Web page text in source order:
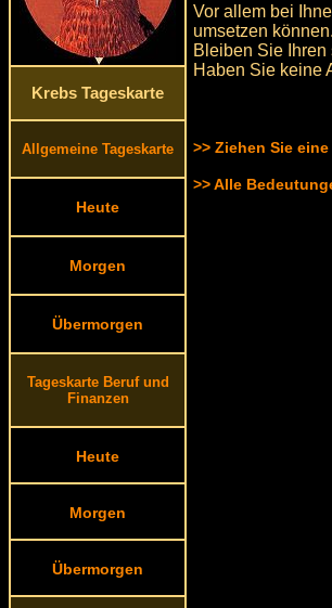
Krebs Tageskarte
Allgemeine Tageskarte
Heute
Morgen
Übermorgen
Tageskarte Beruf und
Finanzen
Heute
Morgen
Übermorgen
Vor allem bei
umsetzen können.
Bleiben Sie
Haben Sie keine
>> Ziehen Sie
>> Alle